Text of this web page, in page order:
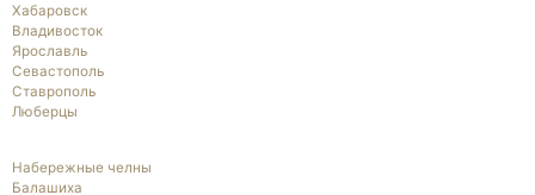
Хабаровск
Владивосток
Ярославль
Севастополь
Ставрополь
Люберцы
Набережные челны
Балашиха